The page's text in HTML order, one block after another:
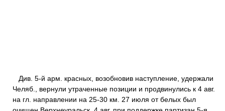
Див. 5-й арм. красных, возобновив наступление, удержали
Челяб., вернули утраченные позиции и продвинулись к 4 авг.
на гл. направлении на 25-30 км. 27 июля от белых был